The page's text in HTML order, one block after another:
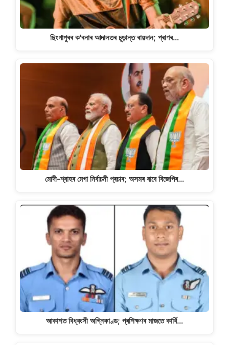
ছিংগাপুৰৰ ক'ৰনাৰ আদালতৰ চূড়ান্ত ৰায়দান; প্ৰাণৰ…
মোদী-শ্বাহৰ মেগা নিৰ্বাচনী প্ৰচাৰ; অসমৰ বাবে বিজেপিৰ…
আকাশত বিধ্বংসী অগ্নিকাণ্ড; প্ৰশিক্ষণৰ মাজতে কাৰ্বি…